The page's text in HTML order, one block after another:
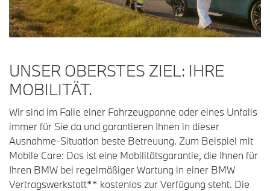
UNSER OBERSTES ZIEL: IHRE
MOBILITÄT.
Wir sind im Falle einer Fahrzeugpanne oder eines Unfalls
immer für Sie da und garantieren Ihnen in dieser
Ausnahme-Situation beste Betreuung. Zum Beispiel mit
Mobile Care: Das ist eine Mobilitätsgarantie, die Ihnen für
Ihren BMW bei regelmäßiger Wartung in einer BMW
Vertragswerkstatt** kostenlos zur Verfügung steht. Die